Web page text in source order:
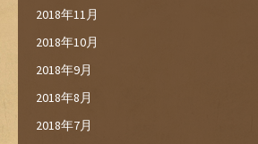
2018年11月
2018年10月
2018年9月
2018年8月
2018年7月